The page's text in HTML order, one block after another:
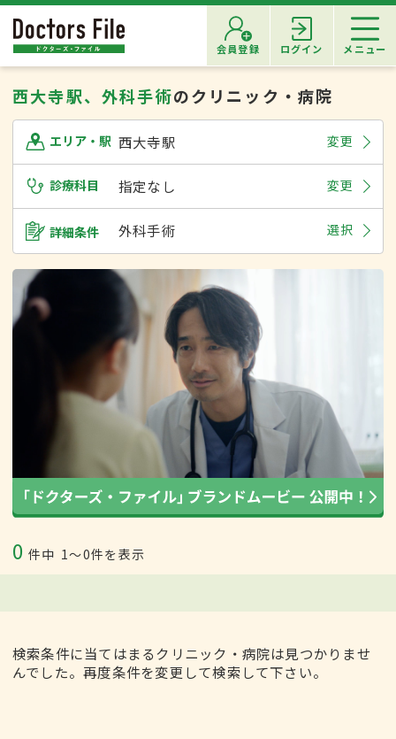
会員登録 ログイン メニュー
西大寺駅、外科手術のクリニック・病院
エリア・駅 西大寺駅 変更
診療科目 指定なし 変更
詳細条件 外科手術 選択
0 件中 1〜0件を表示
検索条件に当てはまるクリニック・病院は見つかりませ
んでした。再度条件を変更して検索して下さい。